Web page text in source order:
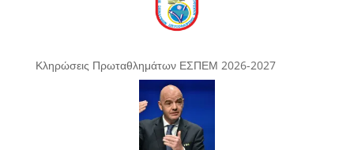
Κληρώσεις Πρωταθλημάτων ΕΣΠΕΜ 2026-2027